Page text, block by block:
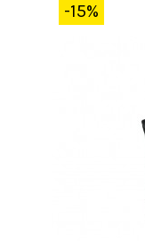
-15%